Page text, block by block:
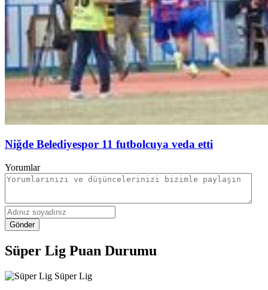
Niğde Belediyespor 11 futbolcuya veda etti
Yorumlar
Gönder
Süper Lig Puan Durumu
Süper Lig